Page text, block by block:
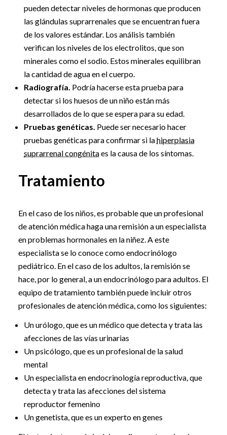
pueden detectar niveles de hormonas que producen
las glándulas suprarrenales que se encuentran fuera
de los valores estándar. Los análisis también
verifican los niveles de los electrolitos, que son
minerales como el sodio. Estos minerales equilibran
la cantidad de agua en el cuerpo.
Radiografía. Podría hacerse esta prueba para
detectar si los huesos de un niño están más
desarrollados de lo que se espera para su edad.
Pruebas genéticas. Puede ser necesario hacer
pruebas genéticas para confirmar si lahiperplasia
suprarrenal congénitaes la causa de los síntomas.
Tratamiento
En el caso de los niños, es probable que un profesional
de atención médica haga una remisión a un especialista
en problemas hormonales en la niñez. A este
especialista se lo conoce como endocrinólogo
pediátrico. En el caso de los adultos, la remisión se
hace, por lo general, a un endocrinólogo para adultos. El
equipo de tratamiento también puede incluir otros
profesionales de atención médica, como los siguientes:
Un urólogo, que es un médico que detecta y trata las
afecciones de las vías urinarias
Un psicólogo, que es un profesional de la salud
mental
Un especialista en endocrinología reproductiva, que
detecta y trata las afecciones del sistema
reproductor femenino
Un genetista, que es un experto en genes